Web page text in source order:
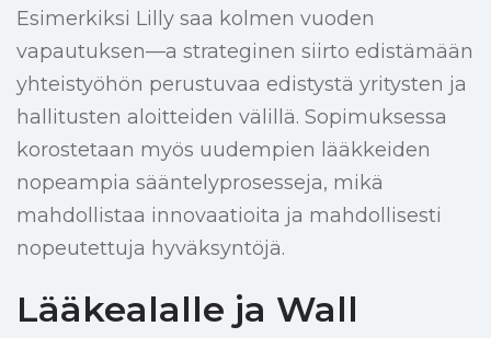
Esimerkiksi Lilly saa kolmen vuoden
vapautuksen—a strateginen siirto edistämään
yhteistyöhön perustuvaa edistystä yritysten ja
hallitusten aloitteiden välillä. Sopimuksessa
korostetaan myös uudempien lääkkeiden
nopeampia sääntelyprosesseja, mikä
mahdollistaa innovaatioita ja mahdollisesti
nopeutettuja hyväksyntöjä.
Lääkealalle ja Wall